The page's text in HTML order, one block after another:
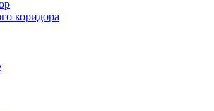
коридора